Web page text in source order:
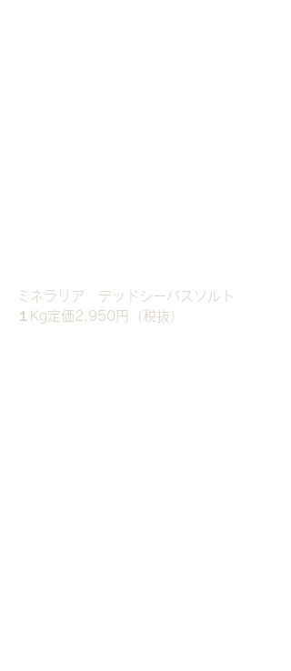
ミネラリア　デッドシーバスソルト
１Kg定価2,950円（税抜）